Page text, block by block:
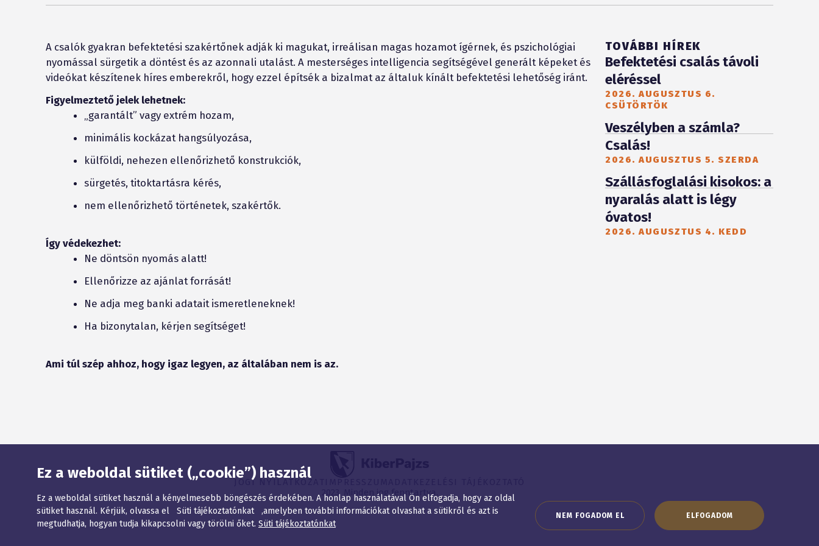
A csalók gyakran befektetési szakértőnek adják ki magukat, irreálisan magas hozamot ígérnek, és pszichológiai
nyomással sürgetik a döntést és az azonnali utalást. A mesterséges intelligencia segítségével generált képeket és
videókat készítenek híres emberekről, hogy ezzel építsék a bizalmat az általuk kínált befektetési lehetőség iránt.
Figyelmeztető jelek lehetnek:
„garantált” vagy extrém hozam,
minimális kockázat hangsúlyozása,
külföldi, nehezen ellenőrizhető konstrukciók,
sürgetés, titoktartásra kérés,
nem ellenőrizhető történetek, szakértők.
Így védekezhet:
Ne döntsön nyomás alatt!
Ellenőrizze az ajánlat forrását!
Ne adja meg banki adatait ismeretleneknek!
Ha bizonytalan, kérjen segítséget!
Ami túl szép ahhoz, hogy igaz legyen, az általában nem is az.
TOVÁBBI HÍREK
Befektetési csalás távoli
eléréssel
2026. AUGUSZTUS 6.
CSÜTÖRTÖK
Veszélyben a számla?
Csalás!
2026. AUGUSZTUS 5. SZERDA
Szállásfoglalási kisokos: a
nyaralás alatt is légy
óvatos!
2026. AUGUSZTUS 4. KEDD
JOGI NYILATKOZAT
2023. Minden jog fenntartva.
Ez a weboldal sütiket („cookie”) használ
Ez a weboldal sütiket használ a kényelmesebb böngészés érdekében. A honlap használatával Ön elfogadja, hogy az oldal
sütiket használ. Kérjük, olvassa el Süti tájékoztatónkat ,amelyben további információkat olvashat a sütikről és azt is
megtudhatja, hogyan tudja kikapcsolni vagy törölni őket. Süti tájékoztatónkat
NEM FOGADOM EL ELFOGADOM